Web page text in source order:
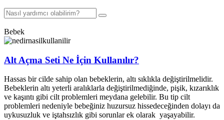
Bebek
Alt Açma Seti Ne İçin Kullanılır?
Hassas bir cilde sahip olan bebeklerin, altı sıklıkla değiştirilmelidir.
Bebeklerin altı yeterli aralıklarla değiştirilmediğinde, pişik, kızarıklık
ve kaşıntı gibi cilt problemleri meydana gelebilir. Bu tip cilt
problemleri nedeniyle bebeğiniz huzursuz hissedeceğinden dolayı da
uykusuzluk ve iştahsızlık gibi sorunlar ek olarak yaşayabilir.